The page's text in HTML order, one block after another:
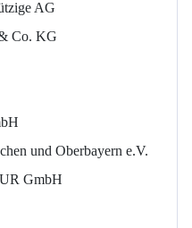
AG
Co. KG
und Oberbayern e.V.
GmbH